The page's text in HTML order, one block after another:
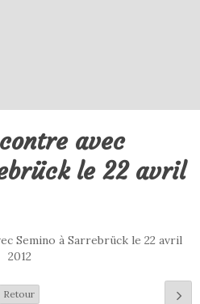
avec
le 22 avril
Retour